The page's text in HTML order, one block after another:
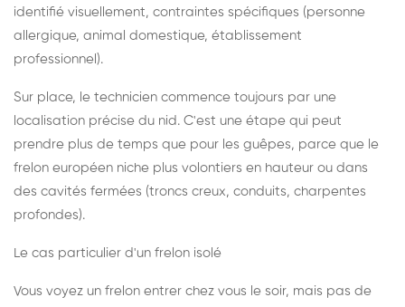
identifié visuellement, contraintes spécifiques (personne
allergique, animal domestique, établissement
professionnel).
Sur place, le technicien commence toujours par une
localisation précise du nid. C'est une étape qui peut
prendre plus de temps que pour les guêpes, parce que le
frelon européen niche plus volontiers en hauteur ou dans
des cavités fermées (troncs creux, conduits, charpentes
profondes).
Le cas particulier d'un frelon isolé
Vous voyez un frelon entrer chez vous le soir, mais pas de